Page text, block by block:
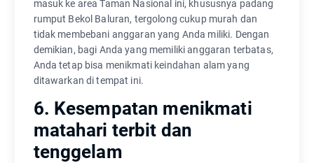
masuk ke area Taman Nasional ini, khususnya padang
rumput Bekol Baluran, tergolong cukup murah dan
tidak membebani anggaran yang Anda miliki. Dengan
demikian, bagi Anda yang memiliki anggaran terbatas,
Anda tetap bisa menikmati keindahan alam yang
ditawarkan di tempat ini.
6. Kesempatan menikmati
matahari terbit dan
tenggelam